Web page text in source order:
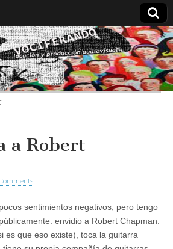
a Robert
sentimientos negativos, pero tengo
envidio a Robert Chapman.
es que eso existe), toca la guitarra